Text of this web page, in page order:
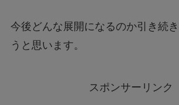
今後どんな展開になるのか引き続
うと思います。
スポンサーリンク